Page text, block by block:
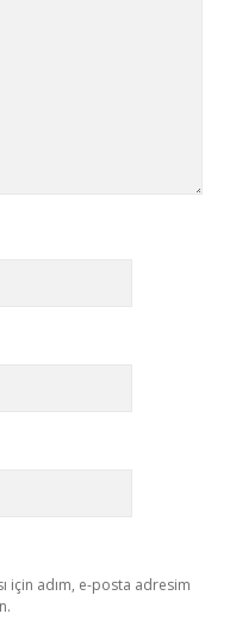
için adım, e-posta adresim